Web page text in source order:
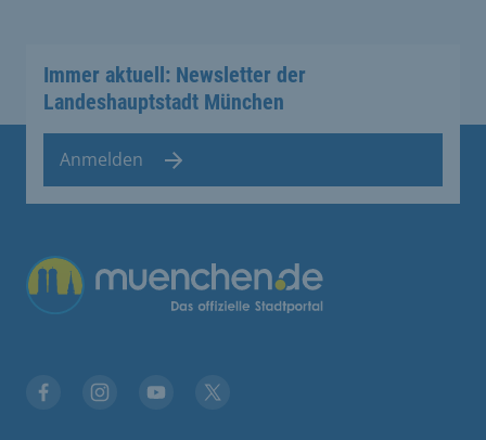
Immer aktuell: Newsletter der
Landeshauptstadt München
Anmelden
Übergreifende Links